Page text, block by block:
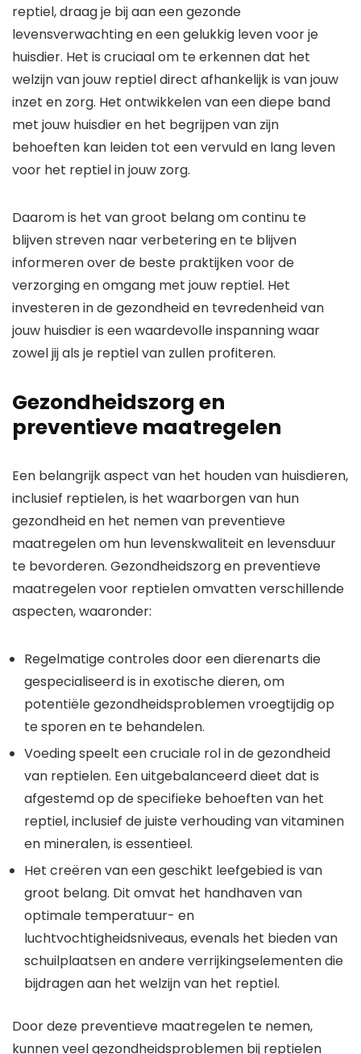
reptiel, draag je bij aan een gezonde
levensverwachting en een gelukkig leven voor je
huisdier. Het is cruciaal om te erkennen dat het
welzijn van jouw reptiel direct afhankelijk is van jouw
inzet en zorg. Het ontwikkelen van een diepe band
met jouw huisdier en het begrijpen van zijn
behoeften kan leiden tot een vervuld en lang leven
voor het reptiel in jouw zorg.
Daarom is het van groot belang om continu te
blijven streven naar verbetering en te blijven
informeren over de beste praktijken voor de
verzorging en omgang met jouw reptiel. Het
investeren in de gezondheid en tevredenheid van
jouw huisdier is een waardevolle inspanning waar
zowel jij als je reptiel van zullen profiteren.
Gezondheidszorg en
preventieve maatregelen
Een belangrijk aspect van het houden van huisdieren,
inclusief reptielen, is het waarborgen van hun
gezondheid en het nemen van preventieve
maatregelen om hun levenskwaliteit en levensduur
te bevorderen. Gezondheidszorg en preventieve
maatregelen voor reptielen omvatten verschillende
aspecten, waaronder:
Regelmatige controles door een dierenarts die
gespecialiseerd is in exotische dieren, om
potentiële gezondheidsproblemen vroegtijdig op
te sporen en te behandelen.
Voeding speelt een cruciale rol in de gezondheid
van reptielen. Een uitgebalanceerd dieet dat is
afgestemd op de specifieke behoeften van het
reptiel, inclusief de juiste verhouding van vitaminen
en mineralen, is essentieel.
Het creëren van een geschikt leefgebied is van
groot belang. Dit omvat het handhaven van
optimale temperatuur- en
luchtvochtigheidsniveaus, evenals het bieden van
schuilplaatsen en andere verrijkingselementen die
bijdragen aan het welzijn van het reptiel.
Door deze preventieve maatregelen te nemen,
kunnen veel gezondheidsproblemen bij reptielen